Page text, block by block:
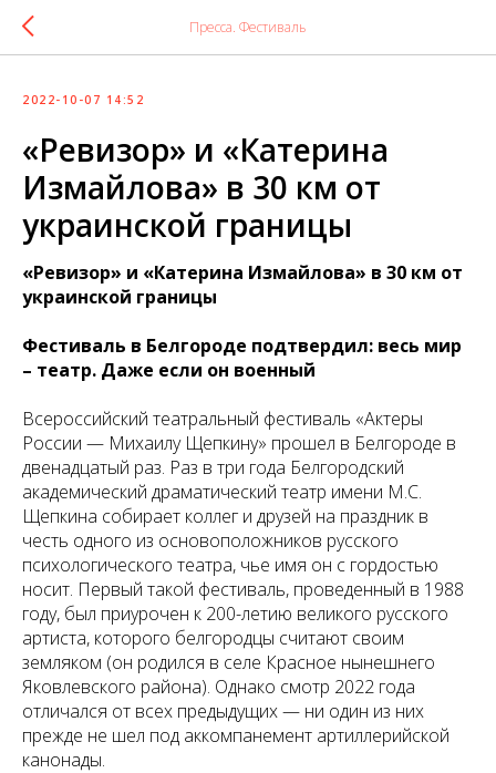
Пресса. Фестиваль
2022-10-07 14:52
«Ревизор» и «Катерина
Измайлова» в 30 км от
украинской границы
«Ревизор» и «Катерина Измайлова» в 30 км от
украинской границы
Фестиваль в Белгороде подтвердил: весь мир
– театр. Даже если он военный
Всероссийский театральный фестиваль «Актеры
России — Михаилу Щепкину» прошел в Белгороде в
двенадцатый раз. Раз в три года Белгородский
академический драматический театр имени М.С.
Щепкина собирает коллег и друзей на праздник в
честь одного из основоположников русского
психологического театра, чье имя он с гордостью
носит. Первый такой фестиваль, проведенный в 1988
году, был приурочен к 200-летию великого русского
артиста, которого белгородцы считают своим
земляком (он родился в селе Красное нынешнего
Яковлевского района). Однако смотр 2022 года
отличался от всех предыдущих — ни один из них
прежде не шел под аккомпанемент артиллерийской
канонады.